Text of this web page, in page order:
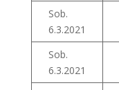
Sob.
6.3.2021
Sob.
6.3.2021